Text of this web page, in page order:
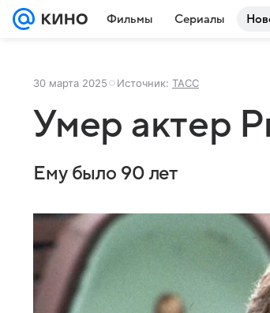
Фильмы Сериалы
30 марта 2025 Источник: ТАСС
Умер актер
Ему было 90 лет